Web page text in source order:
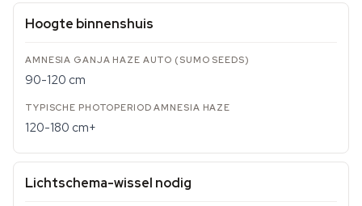
Hoogte binnenshuis
90-120 cm
120-180 cm+
Lichtschema-wissel nodig